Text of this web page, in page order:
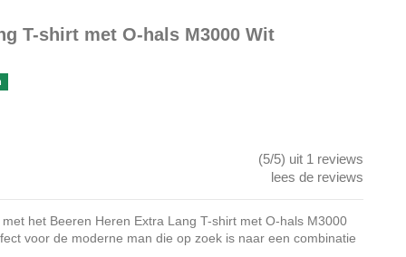
T-shirt met O-hals M3000 Wit
(5/5) uit 1 reviews
lees de reviews
het Beeren Heren Extra Lang T-shirt met O-hals M3000
voor de moderne man die op zoek is naar een combinatie